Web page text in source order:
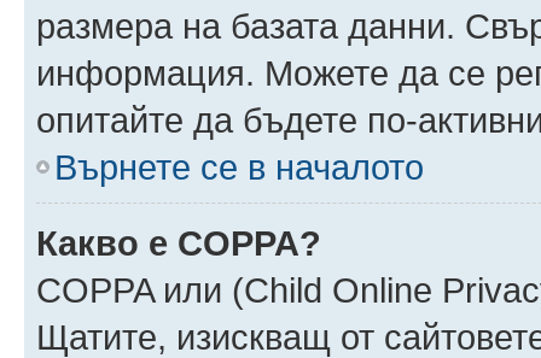
размера на базата данни.
информация. Можете да се
опитайте да бъдете по-
Върнете се в началото
Какво е COPPA?
COPPA или (Child Online
Щатите, изискващ от